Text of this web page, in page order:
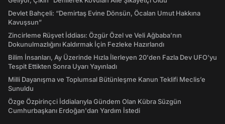
Devlet Bahçeli: “Demirtaş Evine Dönsün, Öcalan Umut Hakkına
Kavuşsun”
Zincirleme Rüşvet İddiası: Özgür Özel ve Veli Ağbaba’nın
Dokunulmazlığını Kaldırmak İçin Fezleke Hazırlandı
Bilim İnsanları, Ay Üzerinde Hızla İlerleyen 20'den Fazla Dev UFO'yu
Tespit Ettikten Sonra Uyarı Yayınladı
Milli Dayanışma ve Toplumsal Bütünleşme Kanun Teklifi Meclis’e
Sunuldu
Özge Özpirinçci İddialarıyla Gündem Olan Kübra Süzgün
Cumhurbaşkanı Erdoğan'dan Yardım İstedi